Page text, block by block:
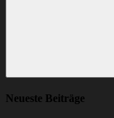
Neueste Beiträge